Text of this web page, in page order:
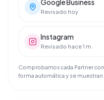
Google Business
Revisado hoy
Instagram
Revisado hace 1 m.
Comprobamos cada Partner
forma automática y se